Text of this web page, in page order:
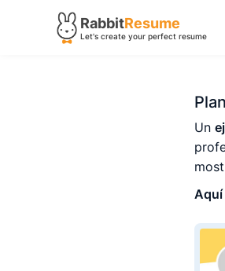
RabbitResume
Let's create your perfect resume
Un
Aquí